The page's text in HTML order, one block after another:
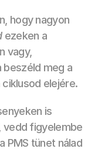
hogy nagyon
ezeken a
vagy,
beszéld meg a
elejére.
is
vedd figyelembe
PMS tünet nálad